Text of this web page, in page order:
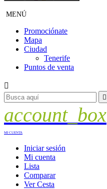
MENÚ
Promociónate
Mapa
Ciudad
Tenerife
Puntos de venta


account_box
MI CUENTA
Iniciar sesión
Mi cuenta
Lista
Comparar
Ver Cesta